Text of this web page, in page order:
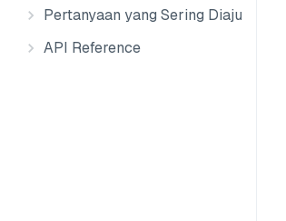
Pertanyaan yang Sering Diajukan
API Reference